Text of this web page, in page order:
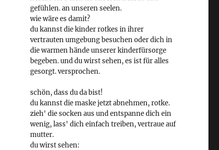
gefühlen. an unseren seelen.
wie wäre es damit?
du kannst die kinder rotkes in ihrer
vertrauten umgebung besuchen oder dich in
die warmen hände unserer kinderfürsorge
begeben. und du wirst sehen, es ist für alles
gesorgt. versprochen.
schön, dass du da bist!
du kannst die maske jetzt abnehmen, rotke.
zieh' die socken aus und entspanne dich ein
wenig, lass' dich einfach treiben, vertraue auf
mutter.
du wirst sehen: